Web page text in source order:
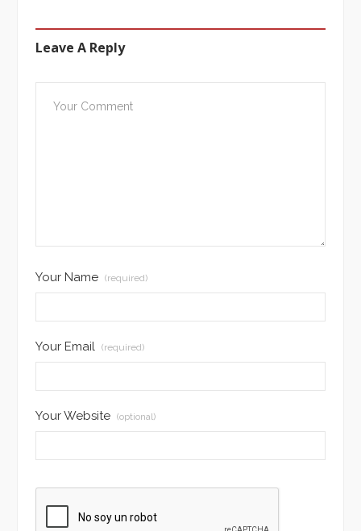
Leave A Reply
Your Name (required)
Your Email (required)
Your Website (optional)